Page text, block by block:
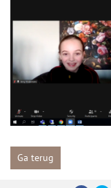
Ga terug